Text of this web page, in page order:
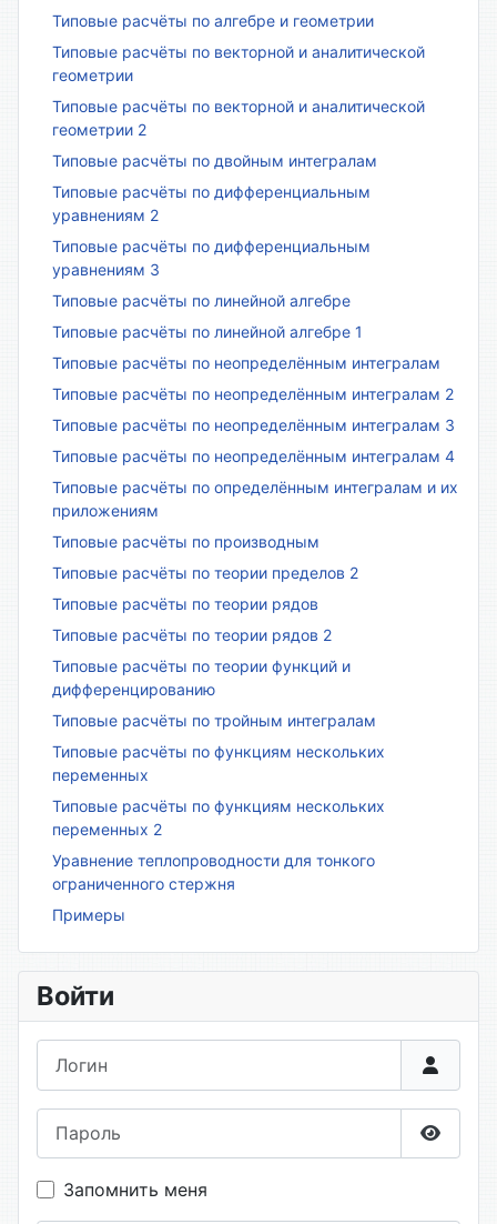
Типовые расчёты по алгебре и геометрии
Типовые расчёты по векторной и аналитической
геометрии
Типовые расчёты по векторной и аналитической
геометрии 2
Типовые расчёты по двойным интегралам
Типовые расчёты по дифференциальным
уравнениям 2
Типовые расчёты по дифференциальным
уравнениям 3
Типовые расчёты по линейной алгебре
Типовые расчёты по линейной алгебре 1
Типовые расчёты по неопределённым интегралам
Типовые расчёты по неопределённым интегралам 2
Типовые расчёты по неопределённым интегралам 3
Типовые расчёты по неопределённым интегралам 4
Типовые расчёты по определённым интегралам и их
приложениям
Типовые расчёты по производным
Типовые расчёты по теории пределов 2
Типовые расчёты по теории рядов
Типовые расчёты по теории рядов 2
Типовые расчёты по теории функций и
дифференцированию
Типовые расчёты по тройным интегралам
Типовые расчёты по функциям нескольких
переменных
Типовые расчёты по функциям нескольких
переменных 2
Уравнение теплопроводности для тонкого
ограниченного стержня
Примеры
Войти
Запомнить меня